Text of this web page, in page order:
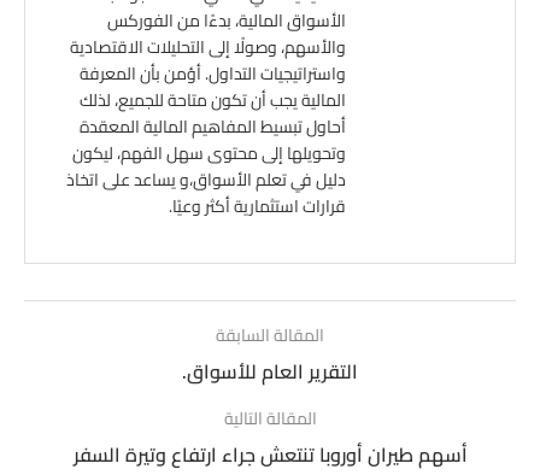
الأسواق المالية، بدءًا من الفوركس
والأسهم، وصولًا إلى التحليلات الاقتصادية
واستراتيجيات التداول. أؤمن بأن المعرفة
المالية يجب أن تكون متاحة للجميع، لذلك
أحاول تبسيط المفاهيم المالية المعقدة
وتحويلها إلى محتوى سهل الفهم، ليكون
دليل في تعلم الأسواق،و يساعد على اتخاذ
قرارات استثمارية أكثر وعيًا.
المقالة السابقة
التقرير العام للأسواق.
المقالة التالية
أسهم طيران أوروبا تنتعش جراء ارتفاع وتيرة السفر